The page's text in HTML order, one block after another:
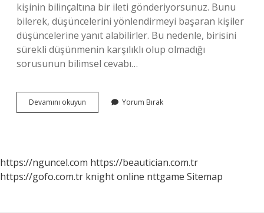
kişinin bilinçaltına bir ileti gönderiyorsunuz. Bunu
bilerek, düşüncelerini yönlendirmeyi başaran kişiler
düşüncelerine yanıt alabilirler. Bu nedenle, birisini
sürekli düşünmenin karşılıklı olup olmadığı
sorusunun bilimsel cevabı…
Devamını okuyun
Bir
Yorum Bırak
https://nguncel.com https://beautician.com.tr
https://gofo.com.tr knight online nttgame Sitemap